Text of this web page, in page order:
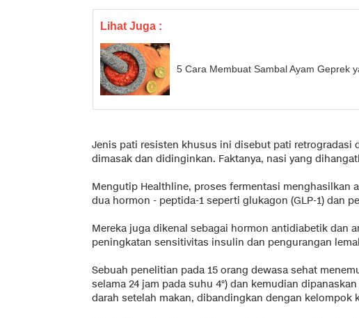
Lihat Juga :
5 Cara Membuat Sambal Ayam Geprek
Jenis pati resisten khusus ini disebut pati retrogradasi
dimasak dan didinginkan. Faktanya, nasi yang
Mengutip Healthline, proses fermentasi menghasilkan
dua hormon - peptida-1 seperti glukagon (GLP-1) dan
Mereka juga dikenal sebagai hormon antidiabetik dan
peningkatan sensitivitas insulin dan pengurangan
Sebuah penelitian pada 15 orang dewasa sehat
selama 24 jam pada suhu 4°) dan kemudian
darah setelah makan, dibandingkan dengan kelompok